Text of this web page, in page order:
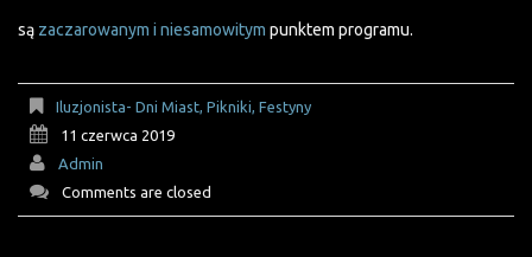
są zaczarowanym i niesamowitym punktem programu.
Iluzjonista- Dni Miast, Pikniki, Festyny
11 czerwca 2019
Admin
Comments are closed